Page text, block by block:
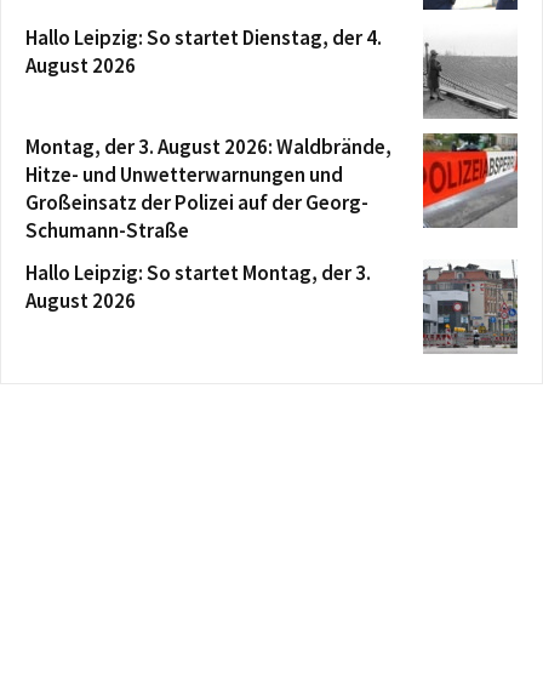
Hallo Leipzig: So startet Dienstag, der 4.
August 2026
Montag, der 3. August 2026: Waldbrände,
Hitze- und Unwetterwarnungen und
Großeinsatz der Polizei auf der Georg-
Schumann-Straße
Hallo Leipzig: So startet Montag, der 3.
August 2026